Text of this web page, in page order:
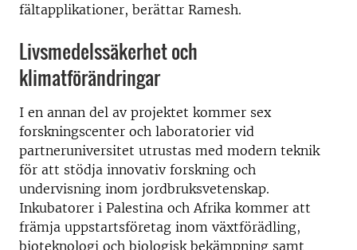
fältapplikationer, berättar Ramesh.
Livsmedelssäkerhet och
klimatförändringar
I en annan del av projektet kommer sex
forskningscenter och laboratorier vid
partneruniversitet utrustas med modern teknik
för att stödja innovativ forskning och
undervisning inom jordbruksvetenskap.
Inkubatorer i Palestina och Afrika kommer att
främja uppstartsföretag inom växtförädling,
bioteknologi och biologisk bekämpning samt